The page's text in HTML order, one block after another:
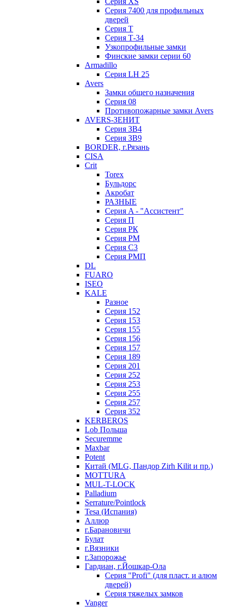
Серия 7400 для профильных
дверей
Серия Т
Серия Т-34
Узкопрофильные замки
Финские замки серии 60
Armadillo
Серия LH 25
Avers
Замки общего назначения
Серия 08
Противопожарные замки Avers
AVERS-ЗЕНИТ
Серия ЗВ4
Серия ЗВ9
BORDER, г.Рязань
CISA
Crit
Torex
Бульдорс
Акробат
РАЗНЫЕ
Серия A - "Ассистент"
Серия П
Серия РК
Серия РМ
Серия С3
Серия РМП
DL
FUARO
ISEO
KALE
Разное
Серия 152
Серия 153
Серия 155
Серия 156
Серия 157
Серия 189
Серия 201
Серия 252
Серия 253
Серия 255
Серия 257
Серия 352
KERBEROS
Lob Польша
Securemme
Maxbar
Potent
Китай (MLG, Пандор Zirh Kilit и пр.)
MOTTURA
MUL-T-LOCK
Palladium
Serrature/Pointlock
Tesa (Испания)
Аллюр
г.Барановичи
Булат
г.Вязники
г.Запорожье
Гардиан, г.Йошкар-Ола
Серия "Profi" (для пласт. и алюм
дверей)
Серия тяжелых замков
Vanger